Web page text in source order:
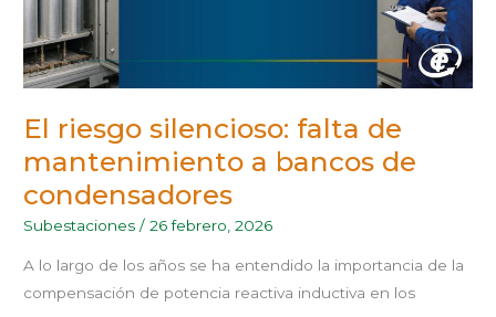
El riesgo silencioso: falta de
mantenimiento a bancos de
condensadores
Subestaciones /26 febrero, 2026
A lo largo de los años se ha entendido la importancia de la
compensación de potencia reactiva inductiva en los